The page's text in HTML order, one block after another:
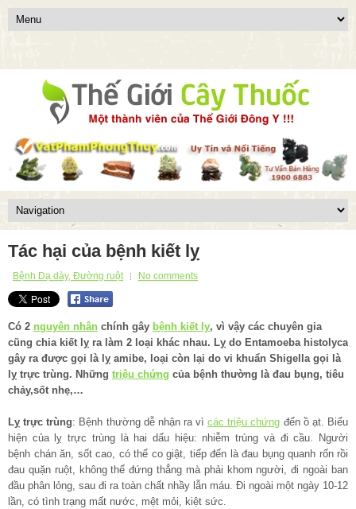
Tác hại của bệnh kiết lỵ
Bệnh Dạ dày, Đường ruột No comments
Có 2 nguyên nhân chính gây bệnh kiết lỵ, vì vậy các chuyên gia
cũng chia kiết lỵ ra làm 2 loại khác nhau. Lỵ do Entamoeba histolyca
gây ra được gọi là lỵ amibe, loại còn lại do vi khuẩn Shigella gọi là
lỵ trực trùng. Những triệu chứng của bệnh thường là đau bụng, tiêu
chảy,sốt nhẹ,…
Lỵ trực trùng: Bệnh thường dễ nhận ra vìcác triệu chứng đến ồ ạt. Biểu
hiện của lỵ trực trùng là hai dấu hiệu: nhiễm trùng và đi cầu. Người
bệnh chán ăn, sốt cao, có thể co giật, tiếp đến là đau bụng quanh rốn rồi
đau quặn ruột, không thể đứng thẳng mà phải khom người, đi ngoài ban
đầu phân lỏng, sau đi ra toàn chất nhầy lẫn máu. Đi ngoài một ngày 10-12
lần, có tình trạng mất nước, mệt mỏi, kiệt sức.